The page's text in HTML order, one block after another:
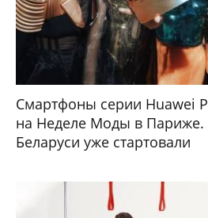
Смартфоны серии Huawei
на Неделе Моды в Париже.
Беларуси уже стартовали